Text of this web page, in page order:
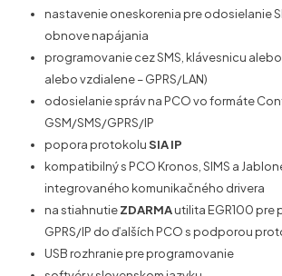
nastavenie oneskorenia pre odosielanie
obnove napájania
programovanie cez SMS, klávesnicu alebo
alebo vzdialene – GPRS/LAN)
odosielanie správ na PCO vo formáte
GSM/SMS/GPRS/IP
popora protokoluSIA IP
kompatibilný s PCO Kronos, SIMS a
integrovaného komunikačného drivera
na stiahnutieZDARMAutilita EGR100 pre
GPRS/IP do ďalších PCO s podporou
USB rozhranie pre programovanie